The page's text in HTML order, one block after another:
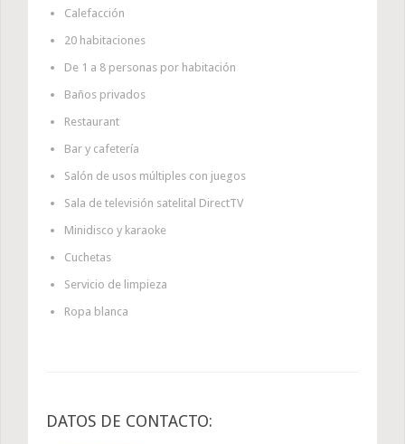
Calefacción
20 habitaciones
De 1 a 8 personas por habitación
Baños privados
Restaurant
Bar y cafetería
Salón de usos múltiples con juegos
Sala de televisión satelital DirectTV
Minidisco y karaoke
Cuchetas
Servicio de limpieza
Ropa blanca
DATOS DE CONTACTO: